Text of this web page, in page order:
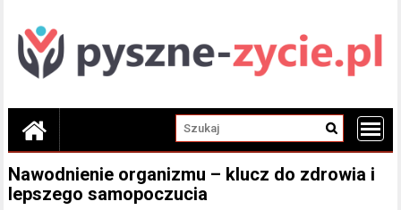
content
Nawodnienie organizmu – klucz do zdrowia i
lepszego samopoczucia